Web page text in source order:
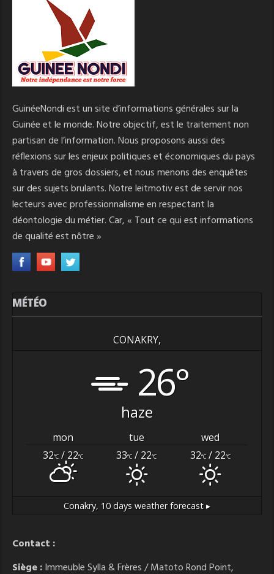
GuinéeNondi est un site d’informations générales sur la
Guinée et le monde. Notre objectif, est le traitement non
partisan de l’information. Nous proposons aussi des
réflexions sur les enjeux politiques et économiques du pays
à travers de gros dossiers, et nous menons des enquêtes
sur des sujets brulants. Notre leitmotiv est de servir nos
lecteurs avec professionnalisme en respectant la
déontologie du métier. Car, « Tout ce qui est informations
de qualité est nôtre »
MÉTÉO
CONAKRY,
26°
haze
mon tue
wed
32°C / 22°C 33°C / 22°C 32°C/ 22°C
Conakry, 10 days weather forecast ▸
Contact :
Siège :Immeuble Sylla & Frères / Matoto Rond Point,